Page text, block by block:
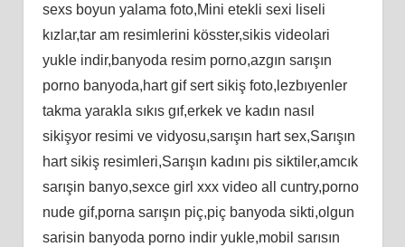
sexs boyun yalama foto,Mini etekli sexi liseli
kızlar,tar am resimlerini kösster,sikis videolari
yukle indir,banyoda resim porno,azgın sarışın
porno banyoda,hart gif sert sikiş foto,lezbıyenler
takma yarakla sıkıs gıf,erkek ve kadın nasıl
sikişyor resimi ve vidyosu,sarışın hart sex,Sarışın
hart sikiş resimleri,Sarışın kadını pis siktiler,amcık
sarışin banyo,sexce girl xxx video all cuntry,porno
nude gif,porna sarışın piç,piç banyoda sikti,olgun
sarisin banyoda porno indir yukle,mobil sarısın